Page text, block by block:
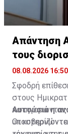
Απάντηση
τους
2028»
08.08.2026 16:50
Σφοδρή
στους
κατηγορώντας
Αυτούσια η
Οι